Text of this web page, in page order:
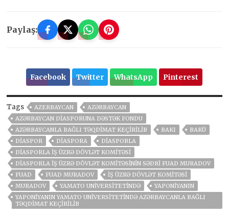
Paylaş:
Facebook Twitter WhatsApp Pinterest
Tags AZERBAYCAN
AZƏRBAYCAN
AZƏRBAYCAN DIASPORUNA DƏSTƏK FONDU
AZƏRBAYCANLA BAĞLI TƏQDIMAT KEÇIRILIB
BAKI
BAKÜ
DIASPOR
DIASPORA
DIASPORLA
DIASPORLA İŞ ÜZRƏ DÖVLƏT KOMITƏSI
DIASPORLA İŞ ÜZRƏ DÖVLƏT KOMITƏSININ SƏDRI FUAD MURADOV
FUAD
FUAD MURADOV
İŞ ÜZRƏ DÖVLƏT KOMITƏSI
MURADOV
YAMATO UNIVERSITETINDƏ
YAPONIYANIN
YAPONIYANIN YAMATO UNIVERSITETINDƏ AZƏRBAYCANLA BAĞLI
TƏQDIMAT KEÇIRILIB